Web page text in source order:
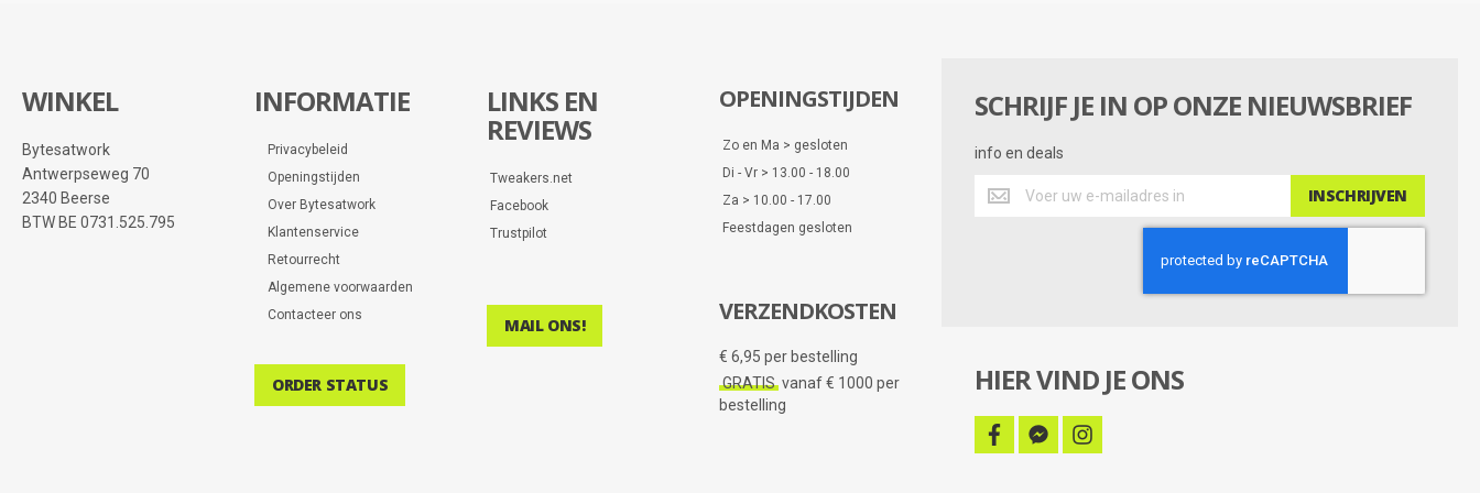
SCHRIJF JE IN OP ONZE NIEUWSBRIEF
info en deals
info
en
INSCHRIJVEN
HIER VIND JE ONS
facebook
facebook-
messenger
instagram
WINKEL
Bytesatwork
Antwerpseweg 70
2340 Beerse
BTW BE 0731.525.795
INFORMATIE
Privacybeleid
Openingstijden
Over Bytesatwork
Klantenservice
Retourrecht
Algemene voorwaarden
Contacteer ons
ORDER STATUS
LINKS EN
REVIEWS
Tweakers.net
Facebook
Trustpilot
MAIL ONS!
OPENINGSTIJDEN
Zo en Ma > gesloten
Di - Vr > 13.00 - 18.00
Za > 10.00 - 17.00
Feestdagen gesloten
VERZENDKOSTEN
€ 6,95 per bestelling
GRATIS vanaf € 1000 per
bestelling